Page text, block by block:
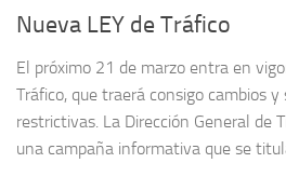
Nueva LEY de Tráfico
El próximo 21 de marzo entra en
Tráfico, que traerá consigo cambios
restrictivas. La Dirección General de
una campaña informativa que se